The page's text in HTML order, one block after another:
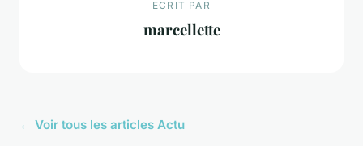
ECRIT PAR
marcellette
← Voir tous les articles Actu